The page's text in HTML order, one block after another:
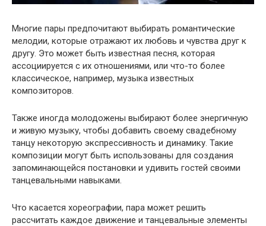
Многие пары предпочитают выбирать романтические
мелодии, которые отражают их любовь и чувства друг к
другу. Это может быть известная песня, которая
ассоциируется с их отношениями, или что-то более
классическое, например, музыка известных
композиторов.
Также иногда молодожены выбирают более энергичную
и живую музыку, чтобы добавить своему свадебному
танцу некоторую экспрессивность и динамику. Такие
композиции могут быть использованы для создания
запоминающейся постановки и удивить гостей своими
танцевальными навыками.
Что касается хореографии, пара может решить
рассчитать каждое движение и танцевальные элементы